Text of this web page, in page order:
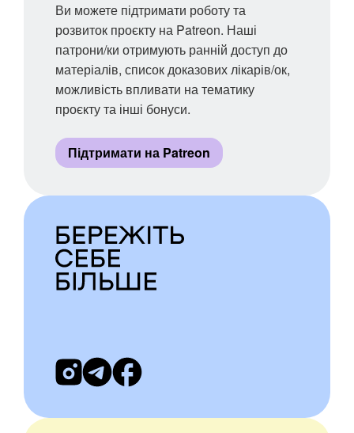
Ви можете підтримати роботу та
розвиток проєкту на Patreon. Наші
патрони/ки отримують ранній доступ до
матеріалів, список доказових лікарів/ок,
можливість впливати на тематику
проєкту та інші бонуси.
Підтримати на Patreon